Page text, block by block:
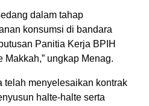
dalam tahap
konsumsi di bandara
Panitia Kerja BPIH
ungkap Menag.
telah menyelesaikan kontrak
halte-halte serta